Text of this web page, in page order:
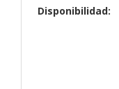
Disponibilidad: